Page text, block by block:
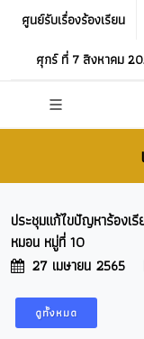
ศูนย์รับเรื่องร้องเรียน
ศุกร์ ที่ 7 สิงหาคม
ประชุมแก้ไขปัญหาร้องเ
หมอน หมู่ที่​ 10​
27 เมษายน 2565
ดูทั้งหมด